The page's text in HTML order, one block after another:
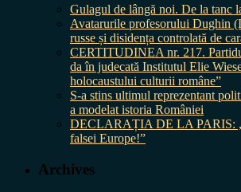
Gulagul de lângă noi. De la tanc
Avatarurile profesorului Dughin
russe și disidența controlată de
CERTITUDINEA nr. 217.
da în judecată Institutul Elie
holocaustului culturii române”
S-a stins ultimul reprezentant
a modelat istoria României
DECLARAȚIA DE LA PARIS:
falsei Europe!”
Archives